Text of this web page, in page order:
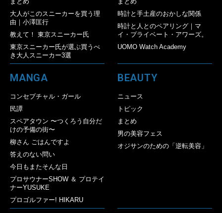
大人がこのスニーカーを買う理
由｜小澤匡行
教えて！ 東京スニーカー氏
東京スニーカー氏が選ぶ買うべ
き大人スニーカー3選
時計と手土産のおかしな関係
時計と人とのペアリング｜マ
イ・プライベート・アワーズ。
UOMO Watch Academy
MANGA
コンセプチャル・ガール
民譚
スペアタウン 〜つくろう自分だ
けの予備の街〜
柳さん ごはんですよ
答えのない問い
今日もまたそんな日
プロサウナーSHOW ＆ プロテイ
ナーYUSUKE
プロゴルファー! HIKARU
BEAUTY
ニュース
トピック
まとめ
男の美容フェス
オジサンのための「逆転美容」